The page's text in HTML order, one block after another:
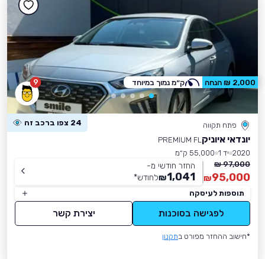
9
פתח תקווה 24 צפו ברכב זה
יונדאי איוניק PREMIUM FL
2020 יד 1
55,000 ק״מ
97,000 ₪
95,000
₪
החזר חודשי מ-
1,041
₪לחודש*
תוספות לעיסקה
לפגישה בסוכנות יצירת קשר
*חישוב ההחזר מפורט בתקנון
2,000 ₪ הנחה ק״מ נמוך במיוחד